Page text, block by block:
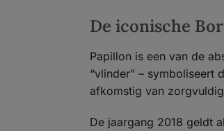
De iconische
Papillon is een van de
“vlinder” – symboliseert
afkomstig van
De jaargang 2018 geldt